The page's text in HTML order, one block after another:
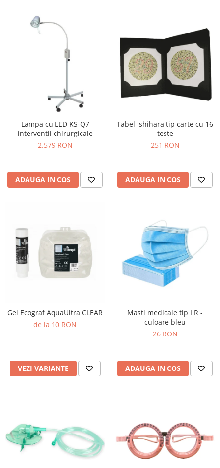
Lampa cu LED KS-Q7
interventii chirurgicale
2.579 RON
ADAUGA IN COS
Tabel Ishihara tip carte cu 16
teste
251 RON
ADAUGA IN COS
Gel Ecograf AquaUltra CLEAR
de la 10 RON
VEZI VARIANTE
Masti medicale tip IIR -
culoare bleu
26 RON
ADAUGA IN COS